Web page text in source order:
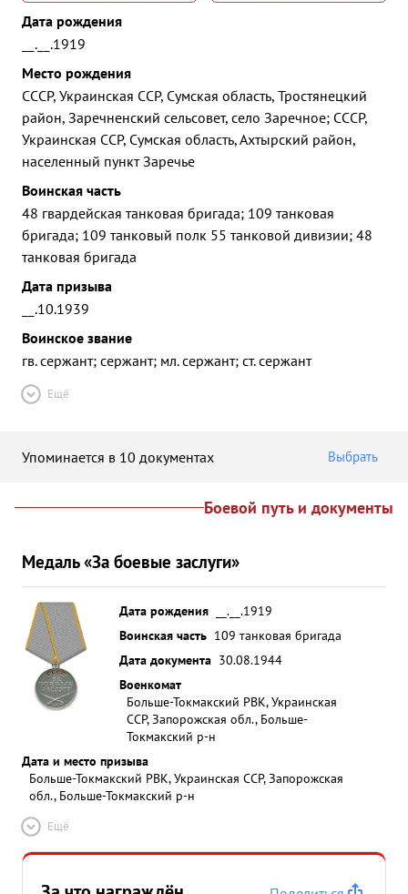
Дата рождения
__.__.1919
Место рождения
СССР, Украинская ССР, Сумская область, Тростянецкий
район, Заречненский сельсовет, село Заречное; СССР,
Украинская ССР, Сумская область, Ахтырский район,
населенный пункт Заречье
Воинская часть
48 гвардейская танковая бригада; 109 танковая
бригада; 109 танковый полк 55 танковой дивизии; 48
танковая бригада
Дата призыва
__.10.1939
Воинское звание
гв. сержант; сержант; мл. сержант; ст. сержант
Ещё
Упоминается в 10 документах Выбрать
Боевой путь и документы
Медаль «За боевые заслуги»
Дата рождения
__.__.1919
Воинская часть 109 танковая бригада
Дата документа 30.08.1944
Военкомат
Больше-Токмакский РВК, Украинская
ССР, Запорожская обл., Больше-
Токмакский р-н
Дата и место призыва
Больше-Токмакский РВК, Украинская ССР, Запорожская
обл., Больше-Токмакский р-н
Ещё